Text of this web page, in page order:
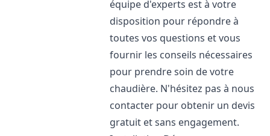
équipe d'experts est à votre
disposition pour répondre à
toutes vos questions et vous
fournir les conseils nécessaires
pour prendre soin de votre
chaudière. N'hésitez pas à nous
contacter pour obtenir un devis
gratuit et sans engagement.